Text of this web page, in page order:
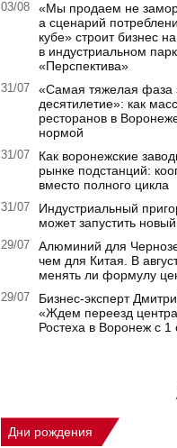
03/08
«Мы продаем не
а сценарий
кубе» строит бизнес
в индустриальном
«Перспектива»
31/07
«Самая тяжелая фаза
десятилетие»: как
ресторанов в
нормой
31/07
Как воронежские
рынке подстанций:
вместо полного цикла
31/07
Индустриальный
может запустить
29/07
Алюминий для
чем для Китая. В
менять ли формулу
29/07
Бизнес-эксперт
«Ждем переезд
Ростеха в Воронеж с 1
Дни рождения